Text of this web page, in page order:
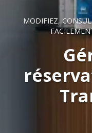
MODIFIEZ,